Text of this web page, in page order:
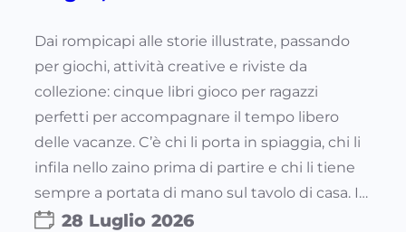
Dai rompicapi alle storie illustrate, passando
per giochi, attività creative e riviste da
collezione: cinque libri gioco per ragazzi
perfetti per accompagnare il tempo libero
delle vacanze. C’è chi li porta in spiaggia, chi li
infila nello zaino prima di partire e chi li tiene
sempre a portata di mano sul tavolo di casa. I…
28 Luglio 2026